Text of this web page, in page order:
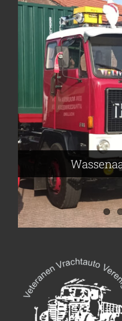
Nijmeier
Frieling
Hartog den
Leeuwen